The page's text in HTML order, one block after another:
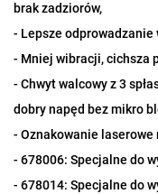
brak zadziorów,
- Lepsze odprowadzanie
- Mniej wibracji, cichsza
- Chwyt walcowy z 3
dobry napęd bez mikro
- Oznakowanie laserowe
- 678006: Specjalne do
- 678014: Specjalne do